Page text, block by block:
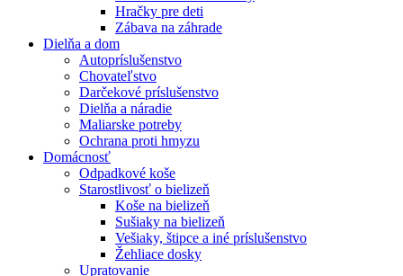
Hračky pre deti
Zábava na záhrade
Dielňa a dom
Autopríslušenstvo
Chovateľstvo
Darčekové príslušenstvo
Dielňa a náradie
Maliarske potreby
Ochrana proti hmyzu
Domácnosť
Odpadkové koše
Starostlivosť o bielizeň
Koše na bielizeň
Sušiaky na bielizeň
Vešiaky, štipce a iné príslušenstvo
Žehliace dosky
Upratovanie